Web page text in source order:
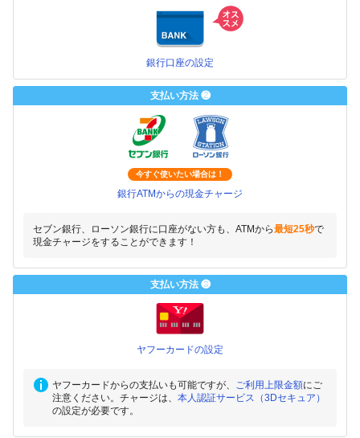
銀行口座の設定
支払い方法 ❷
今すぐ使いたい場合は！
銀行ATMからの現金チャージ
セブン銀行、ローソン銀行に口座がない方も、ATMから最短25秒で
現金チャージをすることができます！
支払い方法 ❸
ヤフーカードの設定
ヤフーカードからの支払いも可能ですが、 ご利用上限金額にご
注意ください。チャージは、 本人認証サービス（3Dセキュア）
の設定が必要です。